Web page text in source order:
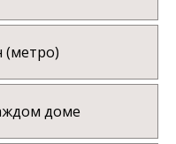
(метро)
доме